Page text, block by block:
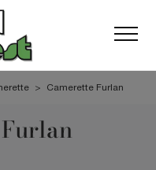
> Camerette Furlan